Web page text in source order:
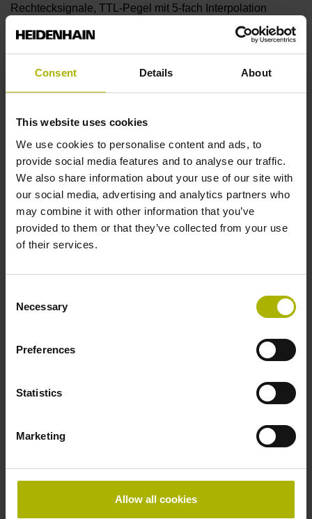
Consent Details About
This website uses cookies
We use cookies to personalise content and ads, to
provide social media features and to analyse our traffic.
We also share information about your use of our site with
our social media, advertising and analytics partners who
may combine it with other information that you’ve
provided to them or that they’ve collected from your use
of their services.
Selection
Necessary
Preferences
Statistics
Marketing
Allow all cookies
Rechtecksignale, TTL-Pegel mit 5-fach Interpolation
Weitere Referenzmarken
keine
Referenzimpulsbreite
Max. Abtastfrequenz
Störungssignal
Spannungsversorgung